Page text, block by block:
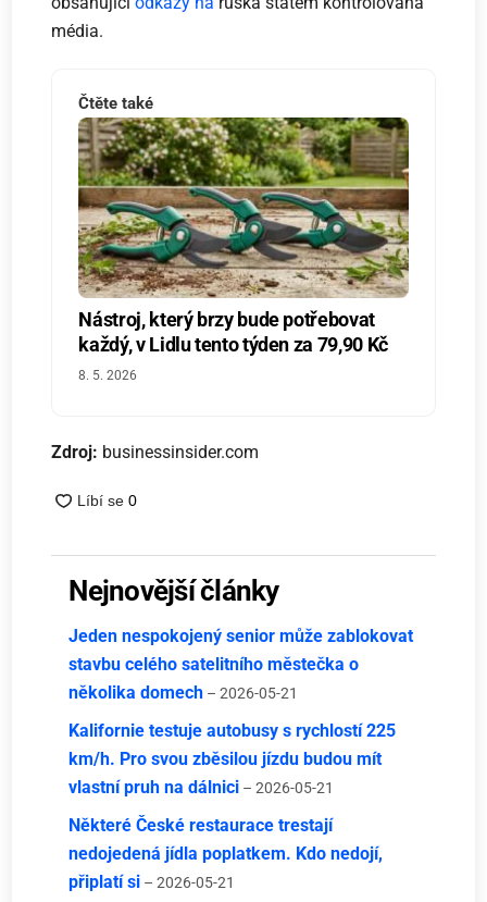
média.
Čtěte také
Nástroj, který brzy bude potřebovat
každý, v Lidlu tento týden za 79,90 Kč
8. 5. 2026
Zdroj: businessinsider.com
Nejnovější články
Jeden nespokojený senior může zablokovat
stavbu celého satelitního městečka o
několika domech – 2026-05-21
Kalifornie testuje autobusy s rychlostí 225
km/h. Pro svou zběsilou jízdu budou mít
vlastní pruh na dálnici – 2026-05-21
Některé České restaurace trestají
nedojedená jídla poplatkem. Kdo nedojí,
připlatí si – 2026-05-21